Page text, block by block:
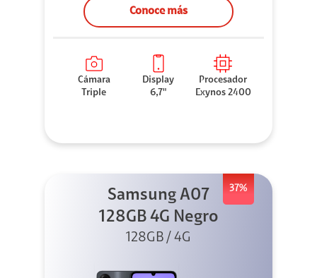
Conoce más
Cámara
Triple
Display
6,7"
Procesador
Exynos 2400
37%
Samsung A07
128GB 4G Negro
128GB / 4G